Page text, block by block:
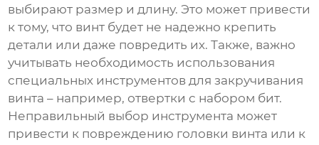
выбирают размер и длину. Это может привести
к тому, что винт будет не надежно крепить
детали или даже повредить их. Также, важно
учитывать необходимость использования
специальных инструментов для закручивания
винта – например, отвертки с набором бит.
Неправильный выбор инструмента может
привести к повреждению головки винта или к